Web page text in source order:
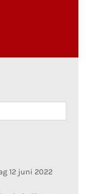
12 juni 2022